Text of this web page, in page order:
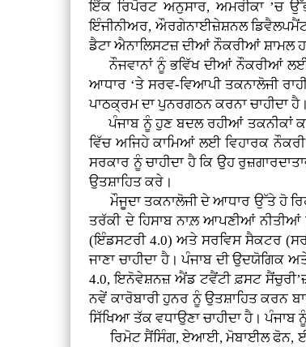
ਇੱਕ ਰਿਪੋਰਟ ਅਨੁਸਾਰ, ਅਮਰੀਕਾ ’ਚ
ਇੰਜੀਨੀਅਰ, ਔਰਗੇਨਾਈਜ਼ੇਸ਼ਨਲ
ਡੈਟਾ ਐਨਾਲਿਸਟਜ਼ ਦੀਆਂ ਨੌਕਰੀਆਂ ਸ਼ਾਮਲ
ਨੌਜਵਾਨਾਂ ਨੂੰ ਭਵਿੱਖ ਦੀਆਂ ਨੌਕਰੀਆਂ ਲਈ
ਆਧਾਰ ‘ਤੇ ਸਰਵ-ਵਿਆਪੀ ਤਕਨਾਲੋਜੀ
ਪਾਠਕ੍ਰਮ ਦਾ ਪੁਨਰਗਠਨ ਕਰਨਾ ਚਾਹੀਦਾ
ਪੰਜਾਬ ਨੂੰ ਹੁਣ ਬਦਲ ਰਹੀਆਂ ਤਕਨੀਕਾਂ
ਵਿੱਚ ਅਜਿਹੇ ਕਾਮਿਆਂ ਲਈ ਵਿਹਾਰਕ
ਸਰਕਾਰ ਨੂੰ ਚਾਹੀਦਾ ਹੈ ਕਿ ਉਹ
ਉਤਸ਼ਾਹਿਤ ਕਰੇ।
ਮੌਜੂਦਾ ਤਕਨਾਲੋਜੀ ਦੇ ਆਧਾਰ ਉੱਤੇ ਹੋ
ਤਰੱਕੀ ਦੇ ਹਿਸਾਬ ਨਾਲ਼ ਆਪਣੀਆਂ
(ਇੰਡਸਟਰੀ 4.0) ਅਤੇ ਸਰਵਿਸ ਸੈਕਟਰ
ਜਾਣਾ ਚਾਹੀਦਾ ਹੈ। ਪੰਜਾਬ ਦੀ
4.0, ਇਨੋਵੇਸ਼ਨਜ਼ ਐਂਡ ਟਵੈਂਟੀ ਫ਼ਸਟ
ਨਵੇਂ ਕਾਰੋਬਾਰੀ ਹੁਨਰ ਨੂੰ ਉਤਸ਼ਾਹਿਤ ਕਰਨ
ਸਿੱਖਿਆ ਤੱਕ ਵਧਾਉਣਾ ਚਾਹੀਦਾ ਹੈ।
ਰਿਮੋਟ ਸੈਂਸਿੰਗ, ਏਆਈ, ਮੋਬਾਈਲ ਫੋਨ, ਈ-